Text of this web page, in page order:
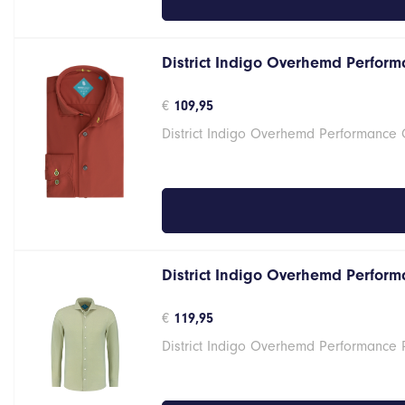
District Indigo Overhemd
€ 109,95
District Indigo Overhemd Performance
District Indigo Overhemd
€ 119,95
District Indigo Overhemd Performance